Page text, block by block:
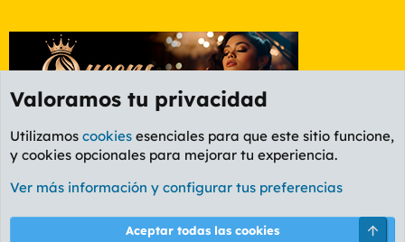
Foro Política
Cookies
PL OLDSTYLE AMARILLO
Términos y reglas Política de privacidad Ayuda
Valoramos tu privacidad
Utilizamos cookies esenciales para que este sitio funcione,
y cookies opcionales para mejorar tu experiencia.
Ver más información y configurar tus preferencias
Aceptar todas las cookies